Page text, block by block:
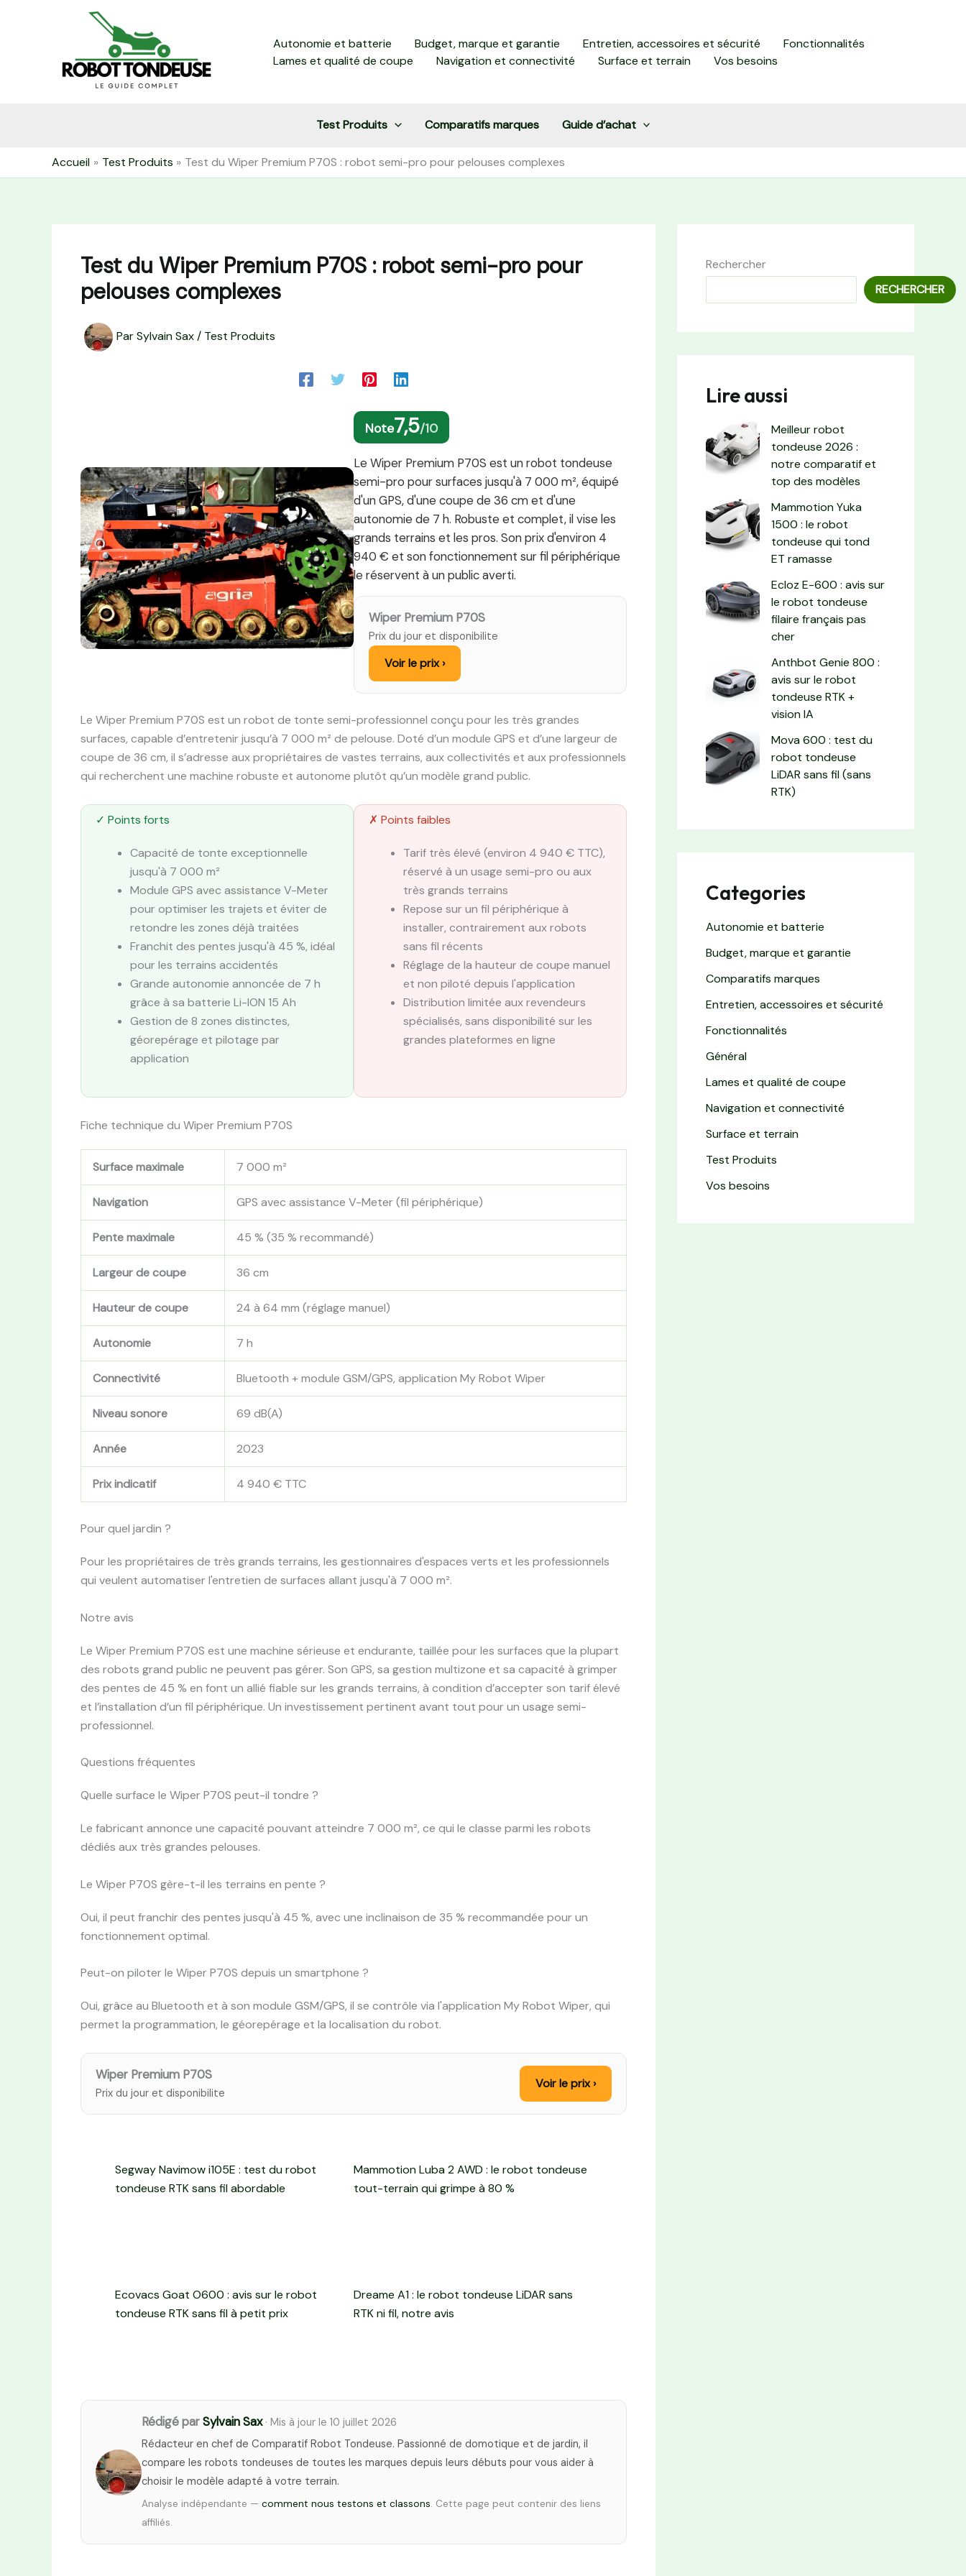
Autonomie et batterie Budget, marque et garantie Entretien, accessoires et sécurité
Fonctionnalités
Lames et qualité de coupe
Navigation et connectivité Surface et terrain Vos besoins
Test Produits Comparatifs marques Guide d’achat
Accueil Test Produits Test du Wiper Premium P70S : robot semi-pro pour pelouses complexes
Test du Wiper Premium P70S : robot semi-pro pour
pelouses complexes
ParSylvain Sax/ Test Produits
Note7,5/10
Le Wiper Premium P70S est un robot tondeuse
semi-pro pour surfaces jusqu'à 7 000 m², équipé
d'un GPS, d'une coupe de 36 cm et d'une
autonomie de 7 h. Robuste et complet, il vise les
grands terrains et les pros. Son prix d'environ 4
940 € et son fonctionnement sur fil périphérique
le réservent à un public averti.
Wiper Premium P70S
Prix du jour et disponibilite
Voir le prix ›
Le Wiper Premium P70S est un robot de tonte semi-professionnel conçu pour les très grandes
surfaces, capable d’entretenir jusqu’à 7 000 m² de pelouse. Doté d’un module GPS et d’une largeur de
coupe de 36 cm, il s’adresse aux propriétaires de vastes terrains, aux collectivités et aux professionnels
qui recherchent une machine robuste et autonome plutôt qu’un modèle grand public.
✓ Points forts
Capacité de tonte exceptionnelle
jusqu'à 7 000 m²
Module GPS avec assistance V-Meter
pour optimiser les trajets et éviter de
retondre les zones déjà traitées
Franchit des pentes jusqu'à 45 %, idéal
pour les terrains accidentés
Grande autonomie annoncée de 7 h
grâce à sa batterie Li-ION 15 Ah
Gestion de 8 zones distinctes,
géorepérage et pilotage par
application
✗ Points faibles
Tarif très élevé (environ 4 940 € TTC),
réservé à un usage semi-pro ou aux
très grands terrains
Repose sur un fil périphérique à
installer, contrairement aux robots
sans fil récents
Réglage de la hauteur de coupe manuel
et non piloté depuis l'application
Distribution limitée aux revendeurs
spécialisés, sans disponibilité sur les
grandes plateformes en ligne
Fiche technique du Wiper Premium P70S
Surface maximale 7 000 m²
Navigation GPS avec assistance V-Meter (fil périphérique)
Pente maximale 45 % (35 % recommandé)
Largeur de coupe 36 cm
Hauteur de coupe 24 à 64 mm (réglage manuel)
Autonomie 7 h
Connectivité Bluetooth + module GSM/GPS, application My Robot Wiper
Niveau sonore 69 dB(A)
Année 2023
Prix indicatif 4 940 € TTC
Pour quel jardin ?
Pour les propriétaires de très grands terrains, les gestionnaires d'espaces verts et les professionnels
qui veulent automatiser l'entretien de surfaces allant jusqu'à 7 000 m².
Notre avis
Le Wiper Premium P70S est une machine sérieuse et endurante, taillée pour les surfaces que la plupart
des robots grand public ne peuvent pas gérer. Son GPS, sa gestion multizone et sa capacité à grimper
des pentes de 45 % en font un allié fiable sur les grands terrains, à condition d’accepter son tarif élevé
et l’installation d’un fil périphérique. Un investissement pertinent avant tout pour un usage semi-
professionnel.
Questions fréquentes
Quelle surface le Wiper P70S peut-il tondre ?
Le fabricant annonce une capacité pouvant atteindre 7 000 m², ce qui le classe parmi les robots
dédiés aux très grandes pelouses.
Le Wiper P70S gère-t-il les terrains en pente ?
Oui, il peut franchir des pentes jusqu'à 45 %, avec une inclinaison de 35 % recommandée pour un
fonctionnement optimal.
Peut-on piloter le Wiper P70S depuis un smartphone ?
Oui, grâce au Bluetooth et à son module GSM/GPS, il se contrôle via l'application My Robot Wiper, qui
permet la programmation, le géorepérage et la localisation du robot.
Wiper Premium P70S
Prix du jour et disponibilite
Voir le prix ›
Segway Navimow i105E : test du robot
tondeuse RTK sans fil abordable
Mammotion Luba 2 AWD : le robot tondeuse
tout-terrain qui grimpe à 80 %
Ecovacs Goat O600 : avis sur le robot
tondeuse RTK sans fil à petit prix
Dreame A1 : le robot tondeuse LiDAR sans
RTK ni fil, notre avis
Rédigé parSylvain Sax · Mis à jour le 10 juillet 2026
Rédacteur en chef de Comparatif Robot Tondeuse. Passionné de domotique et de jardin, il
compare les robots tondeuses de toutes les marques depuis leurs débuts pour vous aider à
choisir le modèle adapté à votre terrain.
Analyse indépendante — comment nous testons et classons. Cette page peut contenir des liens
affiliés.
Rechercher
RECHERCHER
Lire aussi
Meilleur robot
tondeuse 2026 :
notre comparatif et
top des modèles
Mammotion Yuka
1500 : le robot
tondeuse qui tond
ET ramasse
Ecloz E-600 : avis sur
le robot tondeuse
filaire français pas
cher
Anthbot Genie 800 :
avis sur le robot
tondeuse RTK +
vision IA
Mova 600 : test du
robot tondeuse
LiDAR sans fil (sans
RTK)
Categories
Autonomie et batterie
Budget, marque et garantie
Comparatifs marques
Entretien, accessoires et sécurité
Fonctionnalités
Général
Lames et qualité de coupe
Navigation et connectivité
Surface et terrain
Test Produits
Vos besoins